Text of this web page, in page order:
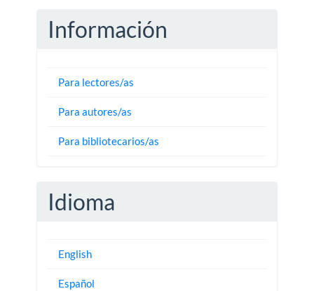
Información
Para lectores/as
Para autores/as
Para bibliotecarios/as
Idioma
English
Español